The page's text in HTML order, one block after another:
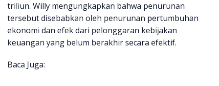
triliun. Willy mengungkapkan bahwa penurunan
tersebut disebabkan oleh penurunan pertumbuhan
ekonomi dan efek dari pelonggaran kebijakan
keuangan yang belum berakhir secara efektif.
Baca Juga: